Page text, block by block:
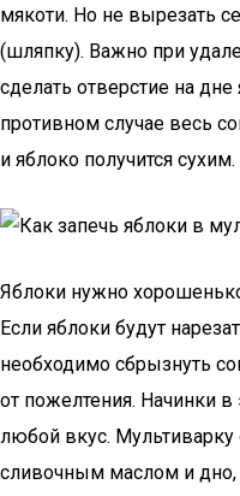
мякоти. Но не вырезать
(шляпку). Важно при
сделать отверстие на дне
противном случае весь
и яблоко получится сухим.
Яблоки нужно
Если яблоки будут
необходимо сбрызнуть
от пожелтения. Начинки
любой вкус. Мультиварку
сливочным маслом и дно,